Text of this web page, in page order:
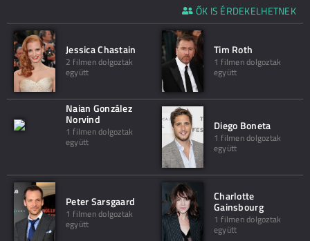
ŐK IS ÉRDEKELHETNEK
Jessica Chastain
2 filmen dolgoztak
együtt
Tim Roth
1 filmen dolgoztak
együtt
Naian González
Norvind
1 filmen dolgoztak
együtt
Diego Boneta
1 filmen dolgoztak
együtt
Peter Sarsgaard
1 filmen dolgoztak
együtt
Charlotte
Gainsbourg
1 filmen dolgoztak
együtt